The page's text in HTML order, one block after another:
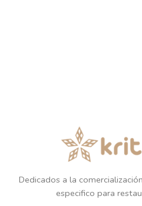
Dedicados a la
especifico para